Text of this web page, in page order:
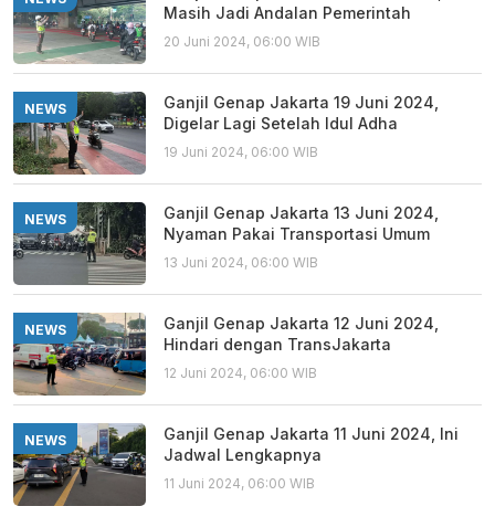
Masih Jadi Andalan Pemerintah
20 Juni 2024, 06:00 WIB
NEWS
Ganjil Genap Jakarta 19 Juni 2024,
Digelar Lagi Setelah Idul Adha
19 Juni 2024, 06:00 WIB
NEWS
Ganjil Genap Jakarta 13 Juni 2024,
Nyaman Pakai Transportasi Umum
13 Juni 2024, 06:00 WIB
NEWS
Ganjil Genap Jakarta 12 Juni 2024,
Hindari dengan TransJakarta
12 Juni 2024, 06:00 WIB
NEWS
Ganjil Genap Jakarta 11 Juni 2024, Ini
Jadwal Lengkapnya
11 Juni 2024, 06:00 WIB